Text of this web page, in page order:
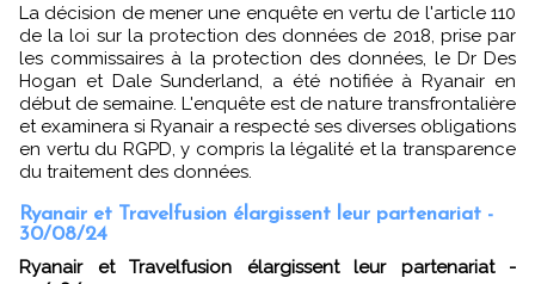
La décision de mener une enquête en vertu de l'article 110
de la loi sur la protection des données de 2018, prise par
les commissaires à la protection des données, le Dr Des
Hogan et Dale Sunderland, a été notifiée à Ryanair en
début de semaine. L'enquête est de nature transfrontalière
et examinera si Ryanair a respecté ses diverses obligations
en vertu du RGPD, y compris la légalité et la transparence
du traitement des données.
Ryanair et Travelfusion élargissent leur partenariat -
30/08/24
Ryanair et Travelfusion élargissent leur partenariat -